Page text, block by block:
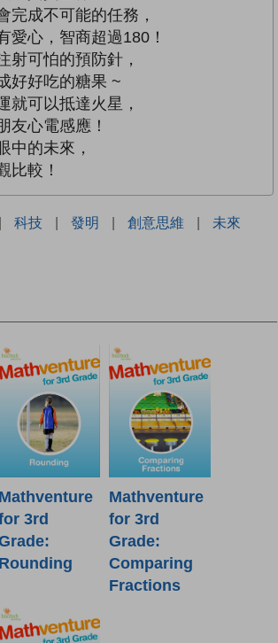
完成不可能的任務，
愛心，智商超過180！
射可怕的預防針，
好好吃的糖果 ~
就可以抵達火星，
友心電感應！
中的未來，
比較！
| 科技 | 發明 | 創意思維 | 未來
Mathventure
3rd
Rounding
Mathventure
for 3rd
Grade:
Comparing
Fractions